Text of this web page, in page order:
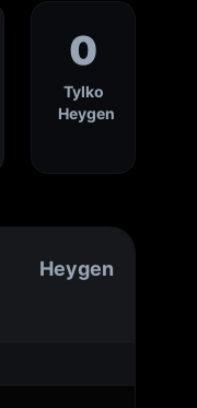
0
Tylko
Heygen
Heygen